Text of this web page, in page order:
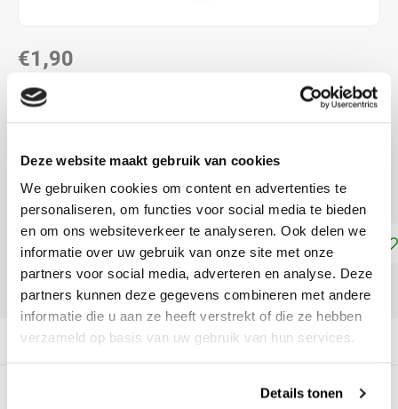
Deze website maakt gebruik van cookies
We gebruiken cookies om content en advertenties te
personaliseren, om functies voor social media te bieden
en om ons websiteverkeer te analyseren. Ook delen we
informatie over uw gebruik van onze site met onze
partners voor social media, adverteren en analyse. Deze
partners kunnen deze gegevens combineren met andere
informatie die u aan ze heeft verstrekt of die ze hebben
verzameld op basis van uw gebruik van hun services.
Details tonen
€1,90
DIRECT LEVERBAAR
"DMC COLOUR VARIATIONS" OF "DMC LIGHT
EFFECTS " KOOPT, ONTVANG JE EEN KORTING VAN
100% OP HET LAAGSTGEPRIJSDE PRODUCT.
Toevoegen aan winkelwagen
DELEN:
Productomschrijving